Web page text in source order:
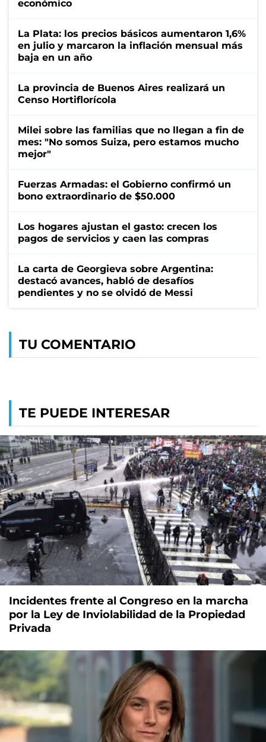
económico
La Plata: los precios básicos aumentaron 1,6%
en julio y marcaron la inflación mensual más
baja en un año
La provincia de Buenos Aires realizará un
Censo Hortiflorícola
Milei sobre las familias que no llegan a fin de
mes: "No somos Suiza, pero estamos mucho
mejor"
Fuerzas Armadas: el Gobierno confirmó un
bono extraordinario de $50.000
Los hogares ajustan el gasto: crecen los
pagos de servicios y caen las compras
La carta de Georgieva sobre Argentina:
destacó avances, habló de desafíos
pendientes y no se olvidó de Messi
TU COMENTARIO
TE PUEDE INTERESAR
Incidentes frente al Congreso en la marcha
por la Ley de Inviolabilidad de la Propiedad
Privada